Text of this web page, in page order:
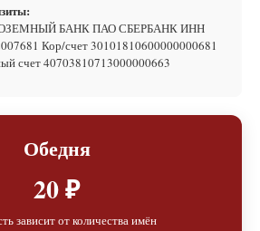
БАНК ПАО СБЕРБАНК ИНН
Кор/счет 30101810600000000681
счет 40703810713000000663
Обедня
20 ₽
зависит от количества имён